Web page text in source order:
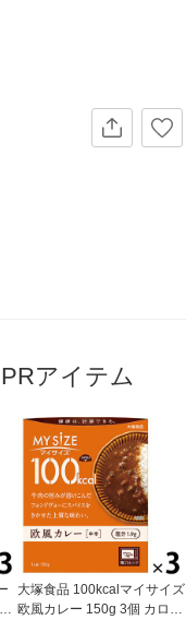
アイテム
大塚食品 100kcalマイサイズ
欧風カレー 150g 3個 カロリ